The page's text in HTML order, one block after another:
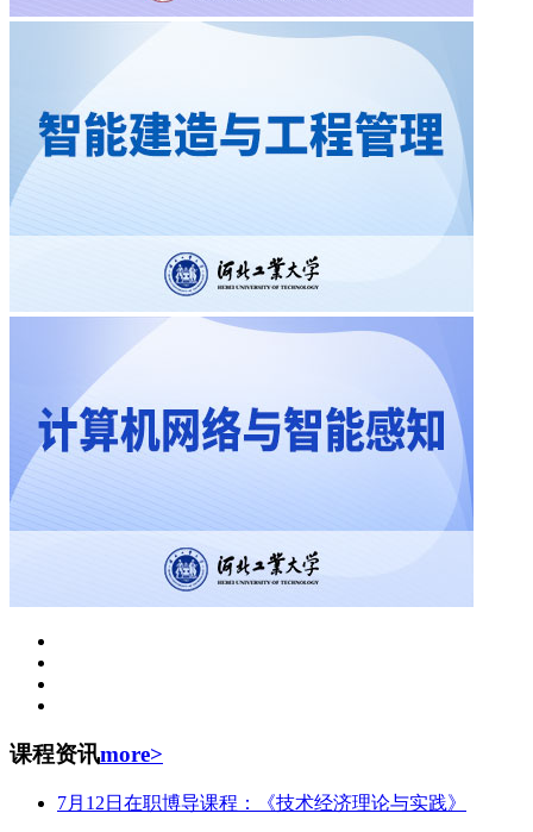
课程资讯more>
7月12日在职博导课程：《技术经济理论与实践》